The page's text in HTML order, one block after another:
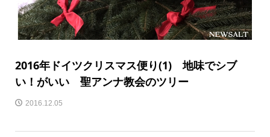
2016年ドイツクリスマス便り(1) 地味でシブ
い！がいい 聖アンナ教会のツリー
2016.12.05